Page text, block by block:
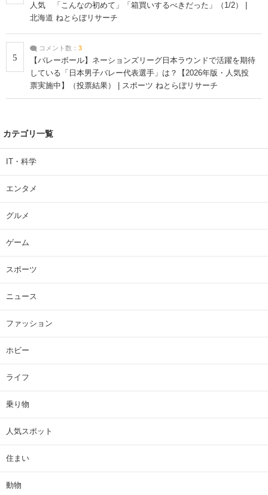
人気 「こんなの初めて」「箱買いするべきだった」（1/2） |
北海道 ねとらぼリサーチ
5
コメント数： 3
【バレーボール】ネーションズリーグ日本ラウンドで活躍を期待
している「日本男子バレー代表選手」は？【2026年版・人気投
票実施中】（投票結果） | スポーツ ねとらぼリサーチ
カテゴリ一覧
IT・科学
エンタメ
グルメ
ゲーム
スポーツ
ニュース
ファッション
ホビー
ライフ
乗り物
人気スポット
住まい
動物